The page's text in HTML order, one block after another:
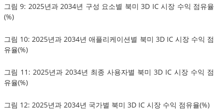
그림 9: 2025년과 2034년 구성 요소별 북미 3D IC 시장 수익 점유율
(%)
그림 10: 2025년과 2034년 애플리케이션별 북미 3D IC 시장 수익 점
유율(%)
그림 11: 2025년과 2034년 최종 사용자별 북미 3D IC 시장 수익 점
유율(%)
그림 12: 2025년과 2034년 국가별 북미 3D IC 시장 수익 점유율(%)